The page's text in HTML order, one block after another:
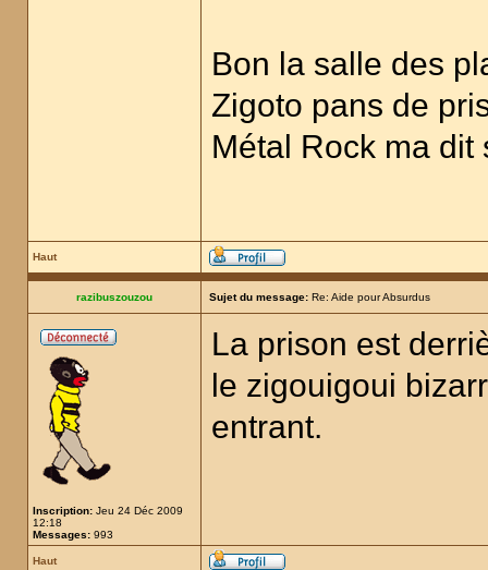
Bon la salle des
Zigoto pans de
Métal Rock ma dit
Haut
razibuszouzou Sujet du message: Re: Aide pour Absurdus
Inscription: Jeu 24 Déc 2009
12:18
Messages: 993
La prison est
le zigouigoui
entrant.
Haut